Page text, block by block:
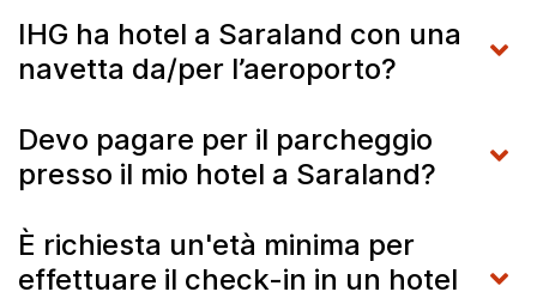
IHG ha hotel a Saraland con una
navetta da/per l’aeroporto?
Devo pagare per il parcheggio
presso il mio hotel a Saraland?
È richiesta un'età minima per
effettuare il check-in in un hotel